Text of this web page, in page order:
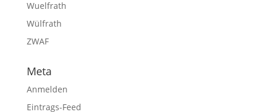
Wuelfrath
Wülfrath
ZWAF
Meta
Anmelden
Eintrags-Feed